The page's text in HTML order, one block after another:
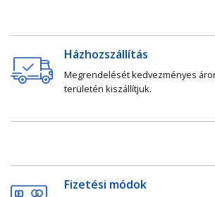
Házhozszállítás
Megrendelését kedvezményes
területén kiszállítjuk.
Fizetési módok